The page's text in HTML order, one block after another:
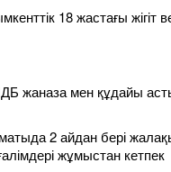
18 жастағы жігіт
жаназа мен құдайы
2 айдан бері
жұмыстан кетпек